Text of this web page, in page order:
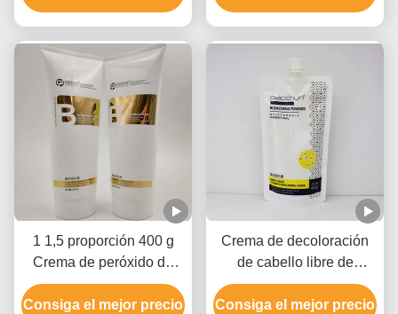
elevar hasta 9 niveles
1 1,5 proporción 400 g
Crema de peróxido de
hidrógeno para el
depilador de pelo
Consiga el mejor precio
Crema de decoloración
de cabello libre de
crueldad para uso en
salón 9 niveles
Consiga el mejor precio